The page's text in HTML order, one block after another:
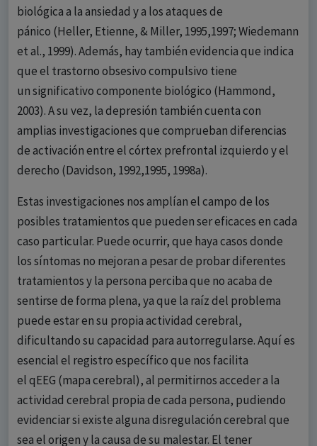
biológica a la ansiedad y a los ataques de
pánico (Heller, Etienne, & Miller, 1995,1997; Wiedemann
et al., 1999). Además, hay también evidencia que indica
que el trastorno obsesivo compulsivo tiene
un significativo componente biológico (Hammond,
2003). A su vez, la depresión también cuenta con
amplias investigaciones que comprueban diferencias
de activación entre el córtex prefrontal izquierdo y el
derecho (Davidson, 1992,1995, 1998a).
Estas investigaciones nos amplían el campo de los
posibles tratamientos que pueden ser eficaces en cada
caso particular. Puede ocurrir, que haya casos donde
los síntomas no mejoran a pesar de probar diferentes
tratamientos y la persona perciba que no acaba de
sentirse de forma plena, ya que la raíz del problema
puede estar en su propia actividad cerebral,
dificultando su capacidad para autorregularse. Aquí es
esencial el registro específico que nos facilita
el qEEG (mapa cerebral), al permitirnos acceder a la
actividad cerebral propia de cada persona, pudiendo
evidenciar si existe alguna disregulación cerebral que
sea el origen y la causa de su malestar. El tener